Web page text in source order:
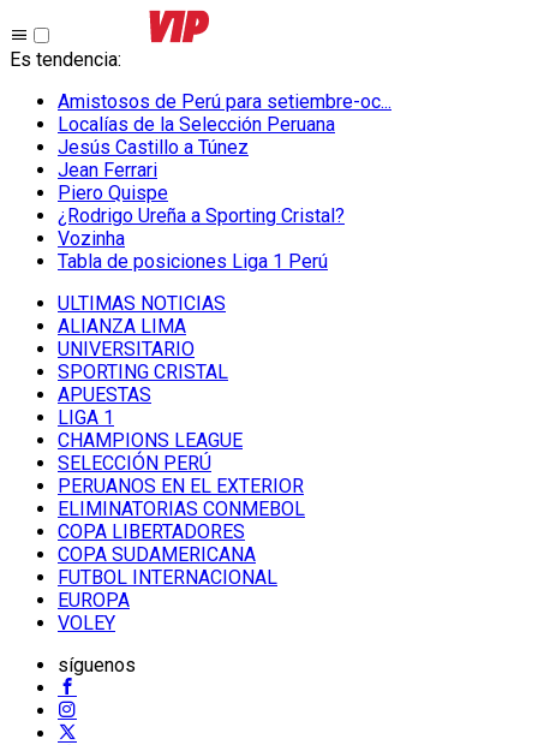
Es tendencia:
Amistosos de Perú para setiembre-oc...
Localías de la Selección Peruana
Jesús Castillo a Túnez
Jean Ferrari
Piero Quispe
¿Rodrigo Ureña a Sporting Cristal?
Vozinha
Tabla de posiciones Liga 1 Perú
ULTIMAS NOTICIAS
ALIANZA LIMA
UNIVERSITARIO
SPORTING CRISTAL
APUESTAS
LIGA 1
CHAMPIONS LEAGUE
SELECCIÓN PERÚ
PERUANOS EN EL EXTERIOR
ELIMINATORIAS CONMEBOL
COPA LIBERTADORES
COPA SUDAMERICANA
FUTBOL INTERNACIONAL
EUROPA
VOLEY
síguenos